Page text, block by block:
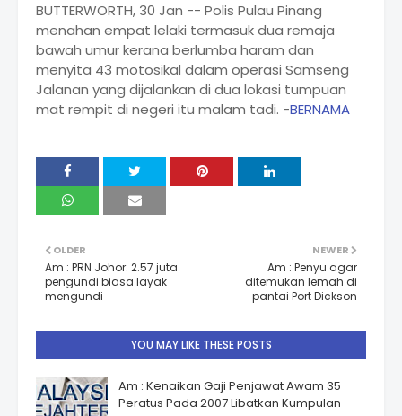
BUTTERWORTH, 30 Jan -- Polis Pulau Pinang
menahan empat lelaki termasuk dua remaja
bawah umur kerana berlumba haram dan
menyita 43 motosikal dalam operasi Samseng
Jalanan yang dijalankan di dua lokasi tumpuan
mat rempit di negeri itu malam tadi. -BERNAMA
NEWER
Am : Penyu agar
ditemukan lemah di
pantai Port Dickson
OLDER
Am : PRN Johor: 2.57 juta
pengundi biasa layak
mengundi
YOU MAY LIKE THESE POSTS
Am : Kenaikan Gaji Penjawat Awam 35
Peratus Pada 2007 Libatkan Kumpulan